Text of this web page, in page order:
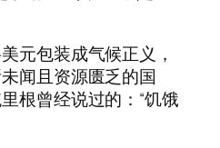
元包装成气候正义，
闻且资源匮乏的国
根曾经说过的：“饥饿